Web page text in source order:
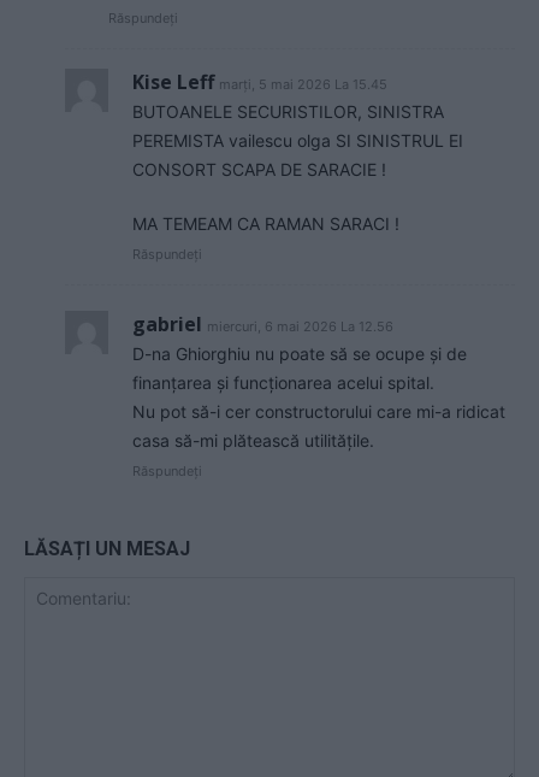
Răspundeți
Kise Leff marți, 5 mai 2026 La 15.45
BUTOANELE SECURISTILOR, SINISTRA
PEREMISTA vailescu olga SI SINISTRUL EI
CONSORT SCAPA DE SARACIE !
MA TEMEAM CA RAMAN SARACI !
Răspundeți
gabriel miercuri, 6 mai 2026 La 12.56
D-na Ghiorghiu nu poate să se ocupe și de
finanțarea și funcționarea acelui spital.
Nu pot să-i cer constructorului care mi-a ridicat
casa să-mi plătească utilitățile.
Răspundeți
LĂSAȚI UN MESAJ